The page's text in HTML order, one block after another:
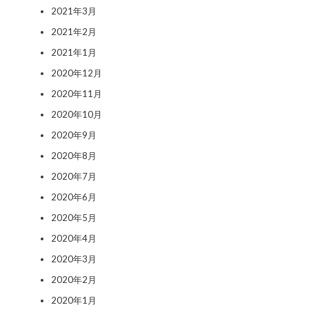
2021年3月
2021年2月
2021年1月
2020年12月
2020年11月
2020年10月
2020年9月
2020年8月
2020年7月
2020年6月
2020年5月
2020年4月
2020年3月
2020年2月
2020年1月